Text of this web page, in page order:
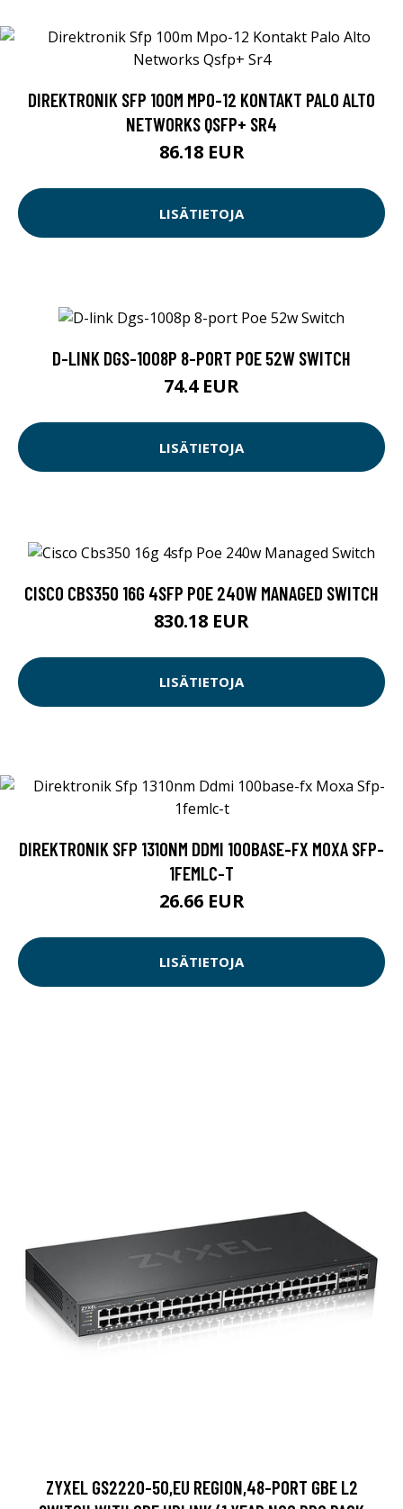
DIREKTRONIK SFP 100M MPO-12 KONTAKT PALO ALTO
NETWORKS QSFP+ SR4
86.18 EUR
LISÄTIETOJA
D-LINK DGS-1008P 8-PORT POE 52W SWITCH
74.4 EUR
LISÄTIETOJA
CISCO CBS350 16G 4SFP POE 240W MANAGED SWITCH
830.18 EUR
LISÄTIETOJA
DIREKTRONIK SFP 1310NM DDMI 100BASE-FX MOXA SFP-
1FEMLC-T
26.66 EUR
LISÄTIETOJA
ZYXEL GS2220-50,EU REGION,48-PORT GBE L2